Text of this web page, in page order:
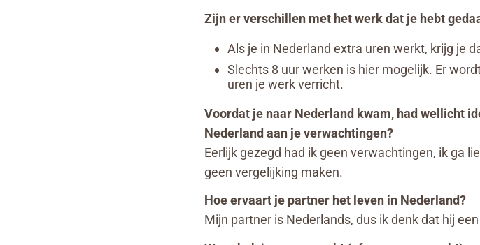
Zijn er verschillen met het werk dat je hebt
Als je in Nederland extra uren werkt, krijg je
Slechts 8 uur werken is hier mogelijk. Er
uren je werk verricht.
Voordat je naar Nederland kwam, had wellicht
Nederland aan je verwachtingen?
Eerlijk gezegd had ik geen verwachtingen, ik ga
geen vergelijking maken.
Hoe ervaart je partner het leven in Nederland?
Mijn partner is Nederlands, dus ik denk dat hij